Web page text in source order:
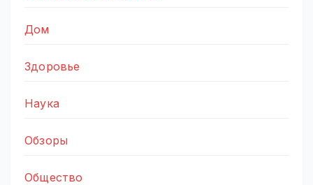
Дом
Здоровье
Наука
Обзоры
Общество